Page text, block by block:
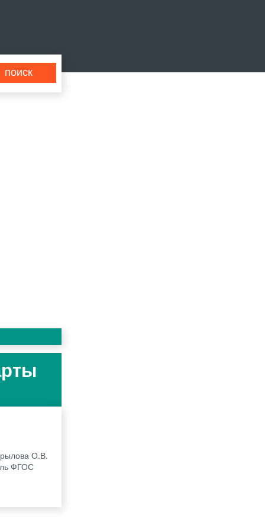
О.В.
ФГОС